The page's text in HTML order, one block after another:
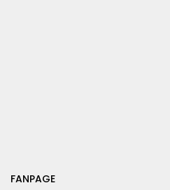
FANPAGE